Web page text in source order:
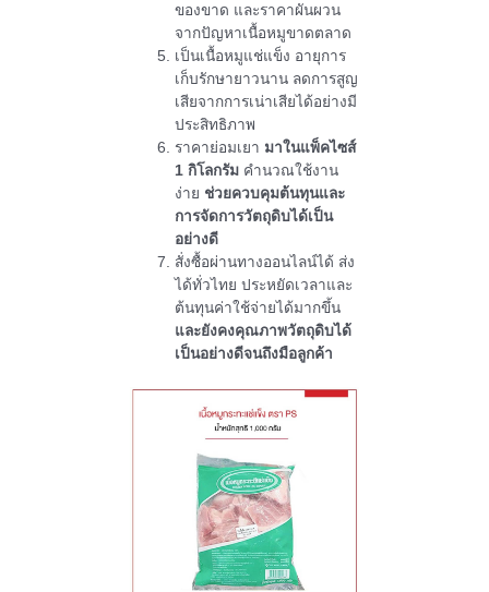
ของขาด และราคาผันผวน
จากปัญหาเนื้อหมูขาดตลาด
เป็นเนื้อหมูแช่แข็ง อายุการ
เก็บรักษายาวนาน ลดการสูญ
เสียจากการเน่าเสียได้อย่างมี
ประสิทธิภาพ
ราคาย่อมเยา มาในแพ็คไซส์
1 กิโลกรัมคำนวณใช้งาน
ง่าย ช่วยควบคุมต้นทุนและ
การจัดการวัตถุดิบได้เป็น
อย่างดี
สั่งซื้อผ่านทางออนไลน์ได้ ส่ง
ได้ทั่วไทย ประหยัดเวลาและ
ต้นทุนค่าใช้จ่ายได้มากขึ้น
และยังคงคุณภาพวัตถุดิบได้
เป็นอย่างดีจนถึงมือลูกค้า